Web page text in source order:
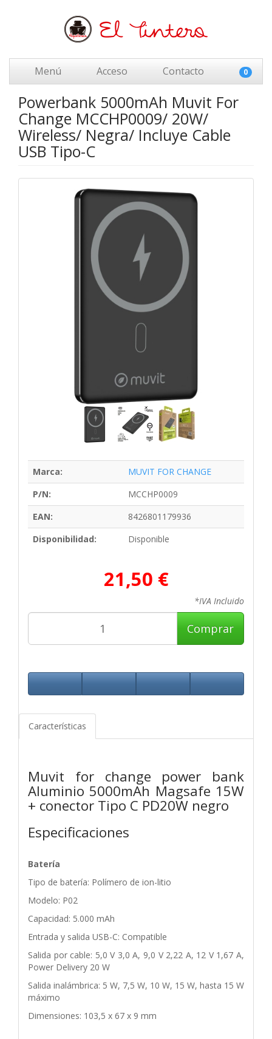
Menú Acceso Contacto 0
Powerbank 5000mAh Muvit For
Change MCCHP0009/ 20W/
Wireless/ Negra/ Incluye Cable
USB Tipo-C
Marca:
MUVIT FOR CHANGE
P/N:
MCCHP0009
EAN:
8426801179936
Disponibilidad:
Disponible
21,50 €
*IVA Incluido
Comprar
Características
Muvit for change power bank
Aluminio 5000mAh Magsafe 15W
+ conector Tipo C PD20W negro
Especificaciones
Batería
Tipo de batería: Polímero de ion-litio
Modelo: P02
Capacidad: 5.000 mAh
Entrada y salida USB-C: Compatible
Salida por cable: 5,0 V 3,0 A, 9,0 V 2,22 A, 12 V 1,67 A,
Power Delivery 20 W
Salida inalámbrica: 5 W, 7,5 W, 10 W, 15 W, hasta 15 W
máximo
Dimensiones: 103,5 x 67 x 9 mm